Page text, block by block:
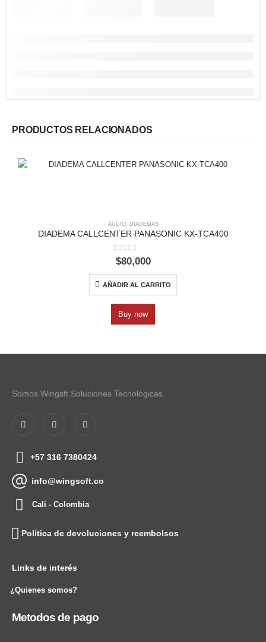
PRODUCTOS RELACIONADOS
AUDIO, DIADEMAS
DIADEMA CALLCENTER PANASONIC KX-TCA400
0out of 5
$80,000
AÑADIR AL CARRITO
Buy now
Somos Wingsft Soluciones Tecnológicas
+57 316 7380424
info@wingsoft.co
Cali - Colombia
Política de devoluciones y reembolsos
Links de interés
¿Quienes somos?
Metodos de pago